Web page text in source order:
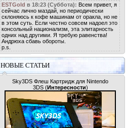
ESTGold в 18:23 (Суббота): Всем привет, я
сейчас лично маздай, но периодически
склоняюсь к кофе машинам от оракла, но не
в этом суть. Если честно совсем надоел это
консольный национализм, эта элитарность
одних над другими. Я требую равенства!
Андрюха сбавь обороты.
p.s.
НОВЫЕ СТАТЬИ
Sky3DS Флеш Картридж для Nintendo
3DS (Интересности)